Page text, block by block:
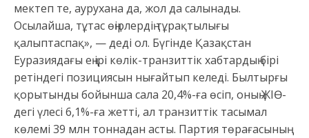
мектеп те, аурухана да, жол да салынады.
Осылайша, тұтас өңірлердің тұрақтылығы
қалыптаспақ», — деді ол. Бүгінде Қазақстан
Еуразиядағы ең ірі көлік-транзиттік хабтардың бірі
ретіндегі позициясын нығайтып келеді. Былтырғы
қорытынды бойынша сала 20,4%-ға өсіп, оның ЖІӨ-
дегі үлесі 6,1%-ға жетті, ал транзиттік тасымал
көлемі 39 млн тоннадан асты. Партия төрағасының